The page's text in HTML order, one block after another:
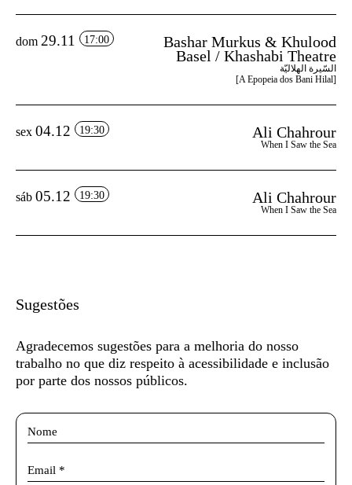
dom 29.11 17:00
Bashar Murkus & Khulood
Basel / Khashabi Theatre
السّيرة الهلاليّة
[A Epopeia dos Bani Hilal]
sex 04.12 19:30 Ali Chahrour
When I Saw the Sea
sáb 05.12 19:30 Ali Chahrour
When I Saw the Sea
Sugestões
Agradecemos sugestões para a melhoria do nosso
trabalho no que diz respeito à acessibilidade e inclusão
por parte dos nossos públicos.